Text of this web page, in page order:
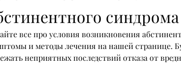
синдрома
все про условия возникновения
и методы лечения на нашей странице.
неприятных последствий отказа от